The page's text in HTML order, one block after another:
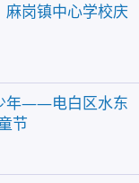
岗镇中心学校庆
年——电白区水东
节